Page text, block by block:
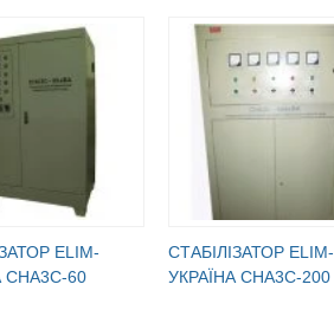
ELIM-
СНА3С-60
СТАБІЛІЗАТОР ELIM-
УКРАЇНА СНА3С-200